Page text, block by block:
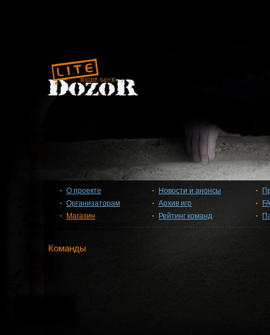
О проекте
Организаторам
Магазин
Новости и анонсы
Архив игр
Рейтинг команд
Команды